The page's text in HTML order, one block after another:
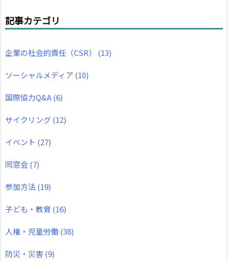
記事カテゴリ
企業の社会的責任（CSR） (13)
ソーシャルメディア (10)
国際協力Q&A(6)
サイクリング(12)
イベント (27)
同窓会(7)
参加方法(19)
子ども・教育 (16)
人権・児童労働(38)
防災・災害(9)